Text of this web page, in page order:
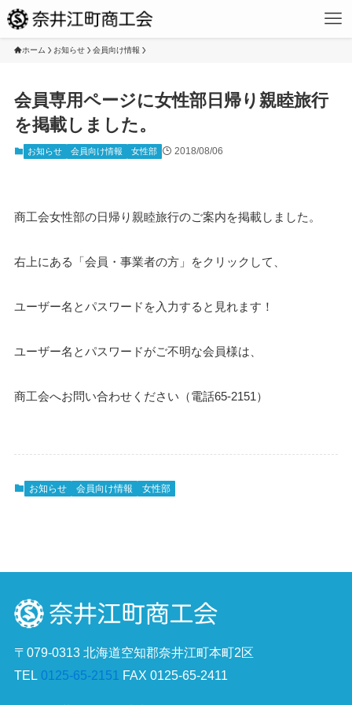
ホーム お知らせ 会員向け情報
会員専用ページに女性部日帰り親睦旅行
を掲載しました。
お知らせ 会員向け情報 女性部 2018/08/06
商工会女性部の日帰り親睦旅行のご案内を掲載しました。
右上にある「会員・事業者の方」をクリックして、
ユーザー名とパスワードを入力すると見れます！
ユーザー名とパスワードがご不明な会員様は、
商工会へお問い合わせください（電話65-2151）
お知らせ 会員向け情報 女性部
〒079-0313 北海道空知郡奈井江町本町2区
TEL 0125-65-2151 FAX 0125-65-2411